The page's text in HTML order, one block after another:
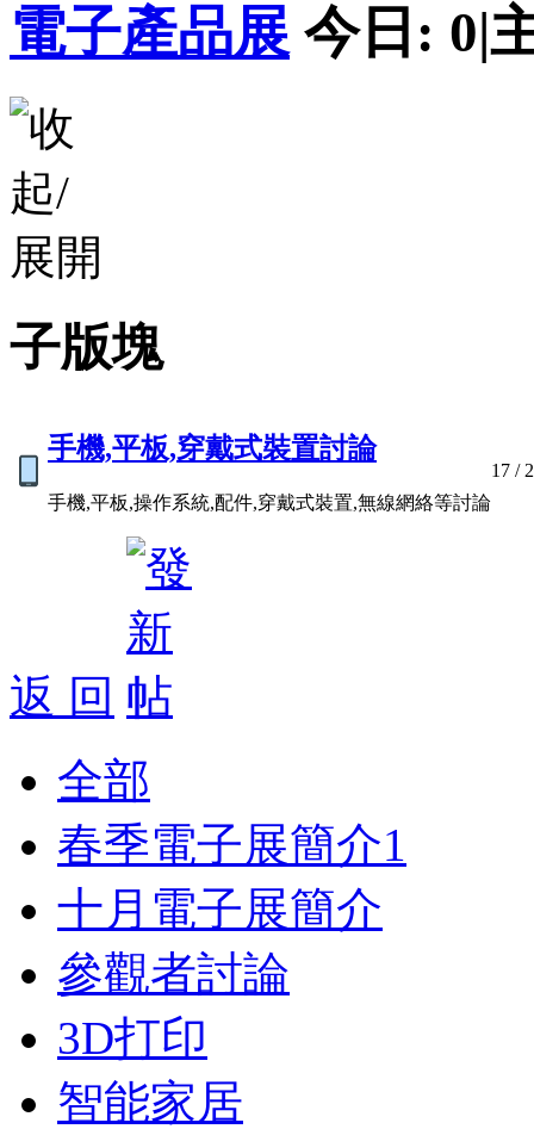
電子產品展 今日: 0|
子版塊
手機,平板,穿戴式裝置討論
手機,平板,操作系統,配件,穿戴式裝置,無線網絡等討論
17 /
返 回
全部
春季電子展簡介1
十月電子展簡介
參觀者討論
3D打印
智能家居